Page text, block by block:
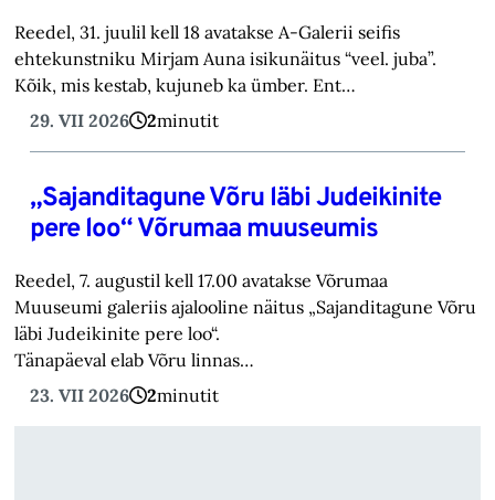
Reedel, 31. juulil kell 18 avatakse A-Galerii seifis
ehtekunstniku Mirjam Auna isikunäitus “veel. juba”.
Kõik, mis kestab, kujuneb ka ümber. Ent…
29. VII 2026
2minutit
„Sajanditagune Võru läbi Judeikinite
pere loo“ Võrumaa muuseumis
Reedel, 7. augustil kell 17.00 avatakse Võrumaa
Muuseumi galeriis ajalooline näitus „Sajanditagune Võru
läbi Judeikinite pere loo“.
Tänapäeval elab Võru linnas…
23. VII 2026
2minutit